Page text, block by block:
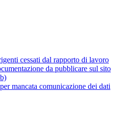
cessati dal rapporto di lavoro
da pubblicare sul sito
mancata comunicazione dei dati